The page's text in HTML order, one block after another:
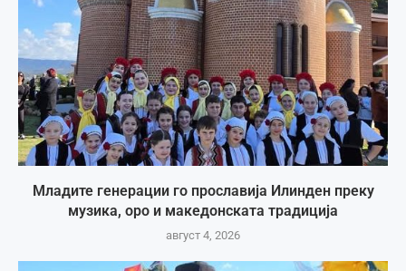
Младите генерации го прославија Илинден преку
музика, оро и македонската традиција
август 4, 2026